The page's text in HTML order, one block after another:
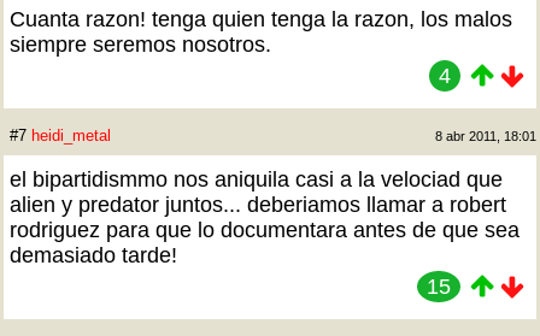
Cuanta razon! tenga quien tenga la razon, los malos
siempre seremos nosotros.
4
#7 heidi_metal 8 abr 2011, 18:01
el bipartidismmo nos aniquila casi a la velociad que
alien y predator juntos... deberiamos llamar a robert
rodriguez para que lo documentara antes de que sea
demasiado tarde!
15